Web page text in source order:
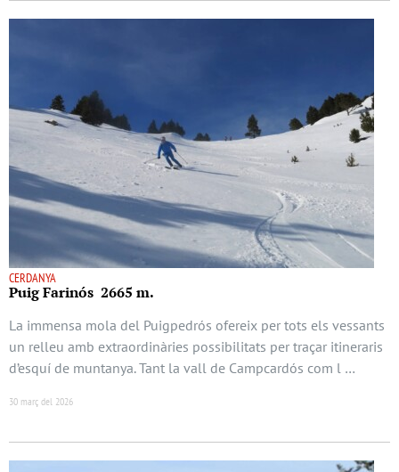
CERDANYA
Puig Farinós 2665 m.
La immensa mola del Puigpedrós ofereix per tots els vessants
un relleu amb extraordinàries possibilitats per traçar itineraris
d’esquí de muntanya. Tant la vall de Campcardós com l …
30 març del 2026